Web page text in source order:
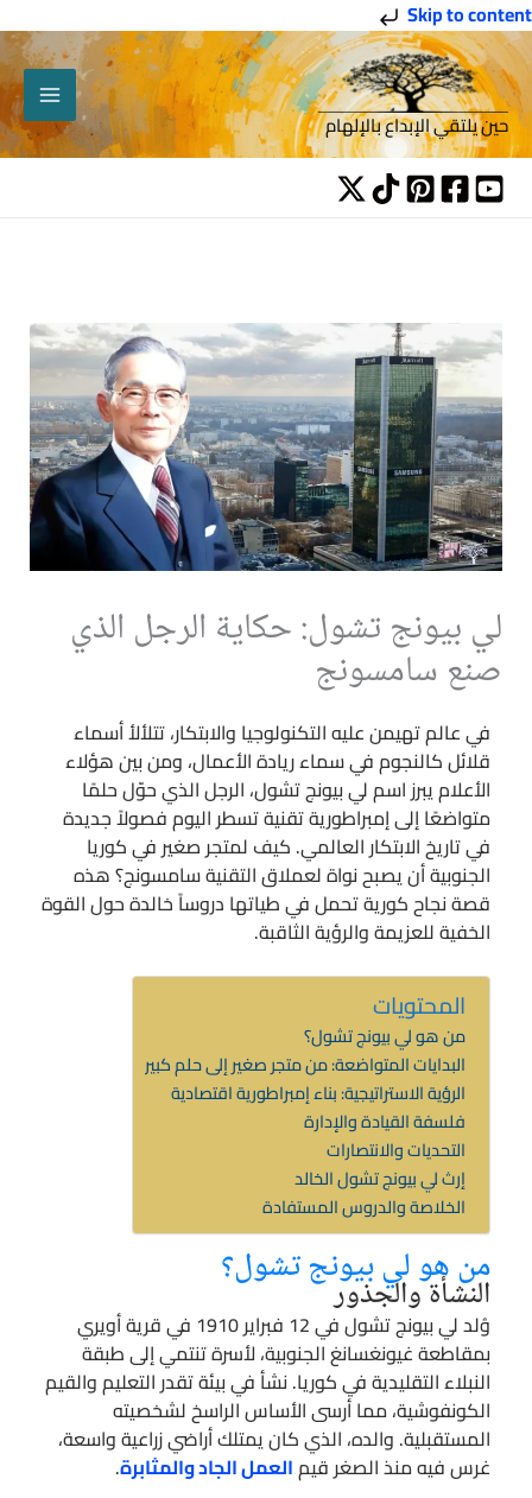
Skip to content
تخطي
إلى
المحتوى
حين يلتقي الإبداع بالإلهام
لي بيونج تشول: حكاية الرجل الذي
صنع سامسونج
في عالم تهيمن عليه التكنولوجيا والابتكار، تتلألأ أسماء
قلائل كالنجوم في سماء ريادة الأعمال، ومن بين هؤلاء
الأعلام يبرز اسم لي بيونج تشول، الرجل الذي حوّل حلمًا
متواضعًا إلى إمبراطورية تقنية تسطر اليوم فصولاً جديدة
في تاريخ الابتكار العالمي. كيف لمتجر صغير في كوريا
الجنوبية أن يصبح نواة لعملاق التقنية سامسونج؟ هذه
قصة نجاح كورية تحمل في طياتها دروساً خالدة حول القوة
الخفية للعزيمة والرؤية الثاقبة.
المحتويات
من هو لي بيونج تشول؟
البدايات المتواضعة: من متجر صغير إلى حلم كبير
الرؤية الاستراتيجية: بناء إمبراطورية اقتصادية
فلسفة القيادة والإدارة
التحديات والانتصارات
إرث لي بيونج تشول الخالد
الخلاصة والدروس المستفادة
من هو لي بيونج تشول؟
النشأة والجذور
وُلد لي بيونج تشول في 12 فبراير 1910 في قرية أويري
بمقاطعة غيونغسانغ الجنوبية، لأسرة تنتمي إلى طبقة
النبلاء التقليدية في كوريا. نشأ في بيئة تقدر التعليم والقيم
الكونفوشية، مما أرسى الأساس الراسخ لشخصيته
المستقبلية. والده، الذي كان يمتلك أراضي زراعية واسعة،
غرس فيه منذ الصغر قيمالعمل الجاد والمثابرة.